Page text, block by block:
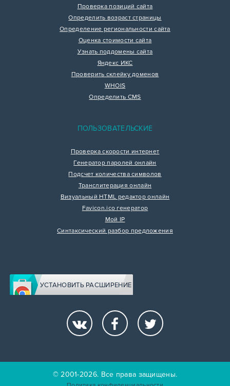
Проверка позиций сайта
Определить возраст страницы
Определение региональности сайта
Оценка стоимости сайта
Узнать поддомены сайта
Яндекс ИКС
Проверить склейку доменов
WHOIS
Определить CMS
ПОЛЬЗОВАТЕЛЬСКИЕ
Проверка скорости интернет
Генератор паролей онлайн
Подсчет количества символов
Транслитерация онлайн
Визуальный HTML редактор онлайн
Favicon.ico генератор
Мой IP
Синтаксический разбор предложения
УСТАНОВИТЬ РАСШИРЕНИЕ
© 2001-2026. Все права защищены.